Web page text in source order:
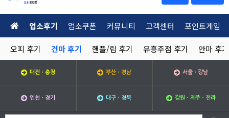
업소후기 업소쿠폰 커뮤니티 고객센터 포인트게임
오피 후기 건마 후기 핸플/립 후기 유흥주점 후기 안마 후기
대전ㆍ충청 부산ㆍ경남 서울ㆍ강남
인천ㆍ경기 대구ㆍ경북 강원ㆍ제주ㆍ전라